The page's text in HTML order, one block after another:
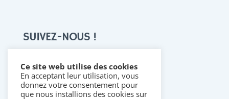
SUIVEZ-NOUS !

Ce site web utilise des cookies
En acceptant leur utilisation, vous
donnez votre consentement pour
que nous installions des cookies sur